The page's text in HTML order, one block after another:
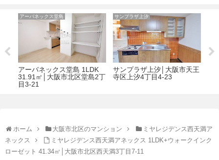
アーバネックス堂島
アーバネックス堂島 1LDK
31.91㎡│大阪市北区堂島2丁
目3-21
サンプラザ上汐
サンプラザ上汐│大阪市天王
寺区上汐4丁目4-23
ホーム 大阪市北区のマンション
ミヤレジデンス西天満ア
ネックス
ミヤレジデンス西天満アネックス 1LDK+ウォークインク
ローゼット 41.34㎡│大阪市北区西天満3丁目7-11